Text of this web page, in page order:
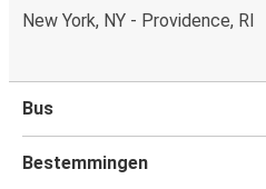
New York, NY - Providence, RI
Bus
Bestemmingen